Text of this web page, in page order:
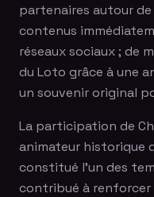
partenaires autour de
contenus
réseaux sociaux ; de
du Loto grâce à une
un souvenir original
La participation de
animateur historique
constitué l'un des
contribué à